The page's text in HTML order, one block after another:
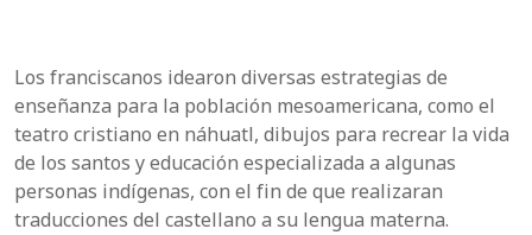
Los franciscanos idearon diversas estrategias de
enseñanza para la población mesoamericana, como el
teatro cristiano en náhuatl, dibujos para recrear la vida
de los santos y educación especializada a algunas
personas indígenas, con el fin de que realizaran
traducciones del castellano a su lengua materna.